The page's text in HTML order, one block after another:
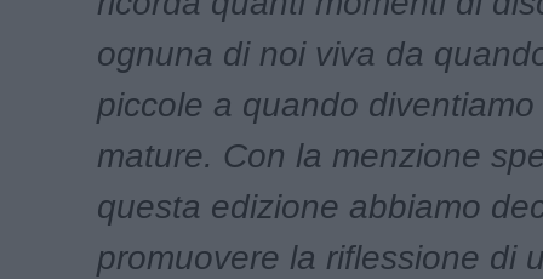
ognuna di noi viva da
piccole a quando
mature. Con la menzione
questa edizione abbiamo
promuovere la riflessione di